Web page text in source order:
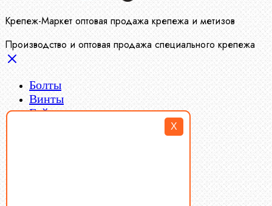
X
Крепеж-Маркет оптовая продажа крепежа и метизов
Производство и оптовая продажа специального крепежа
Болты
Винты
Гайки